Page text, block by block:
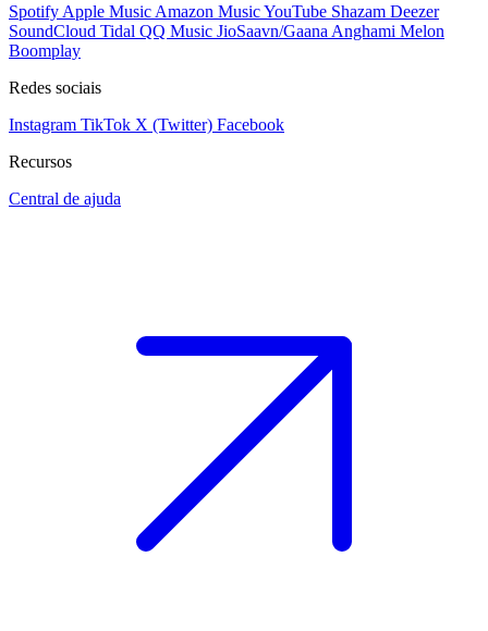
Spotify Apple Music Amazon MusicYouTube Shazam Deezer
SoundCloud Tidal QQ Music JioSaavn/Gaana Anghami Melon
Boomplay
Redes sociais
Instagram TikTok X (Twitter) Facebook
Recursos
Central de ajuda